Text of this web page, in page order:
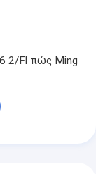
2/Fl πώς Ming